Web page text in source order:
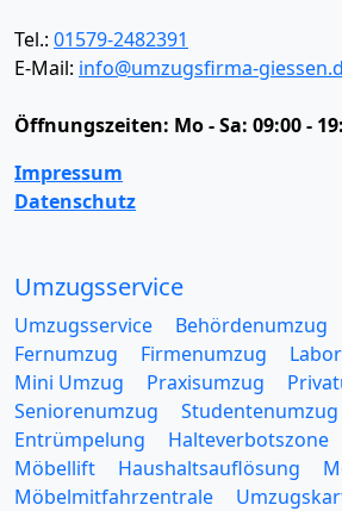
Tel.: 01579-2482391
E-Mail: info@umzugsfirma-
Öffnungszeiten: Mo - Sa: 09:00 -
Impressum
Datenschutz
Umzugsservice
Umzugsservice Behördenumzug
Fernumzug
Firmenumzug
Mini Umzug
Praxisumzug
Seniorenumzug
Studentenumzug
Entrümpelung
Halteverbotszone
Möbellift
Haushaltsauflösung
Möbelmitfahrzentrale